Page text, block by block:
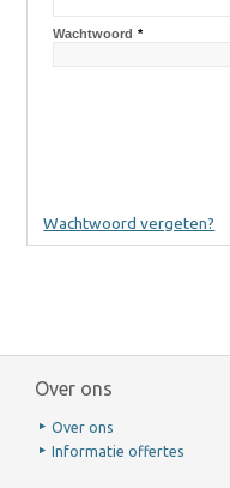
*
Wachtwoord
Wachtwoord vergeten?
Over ons
Over ons
Informatie offertes